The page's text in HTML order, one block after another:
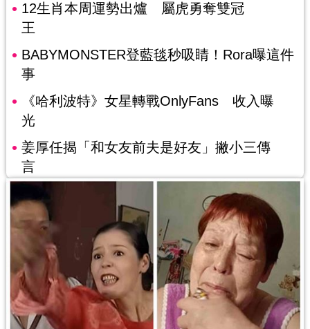
12生肖本周運勢出爐 屬虎勇奪雙冠
王
BABYMONSTER登藍毯秒吸睛！Rora曝這件
事
《哈利波特》女星轉戰OnlyFans 收入曝
光
姜厚任揭「和女友前夫是好友」撇小三傳
言